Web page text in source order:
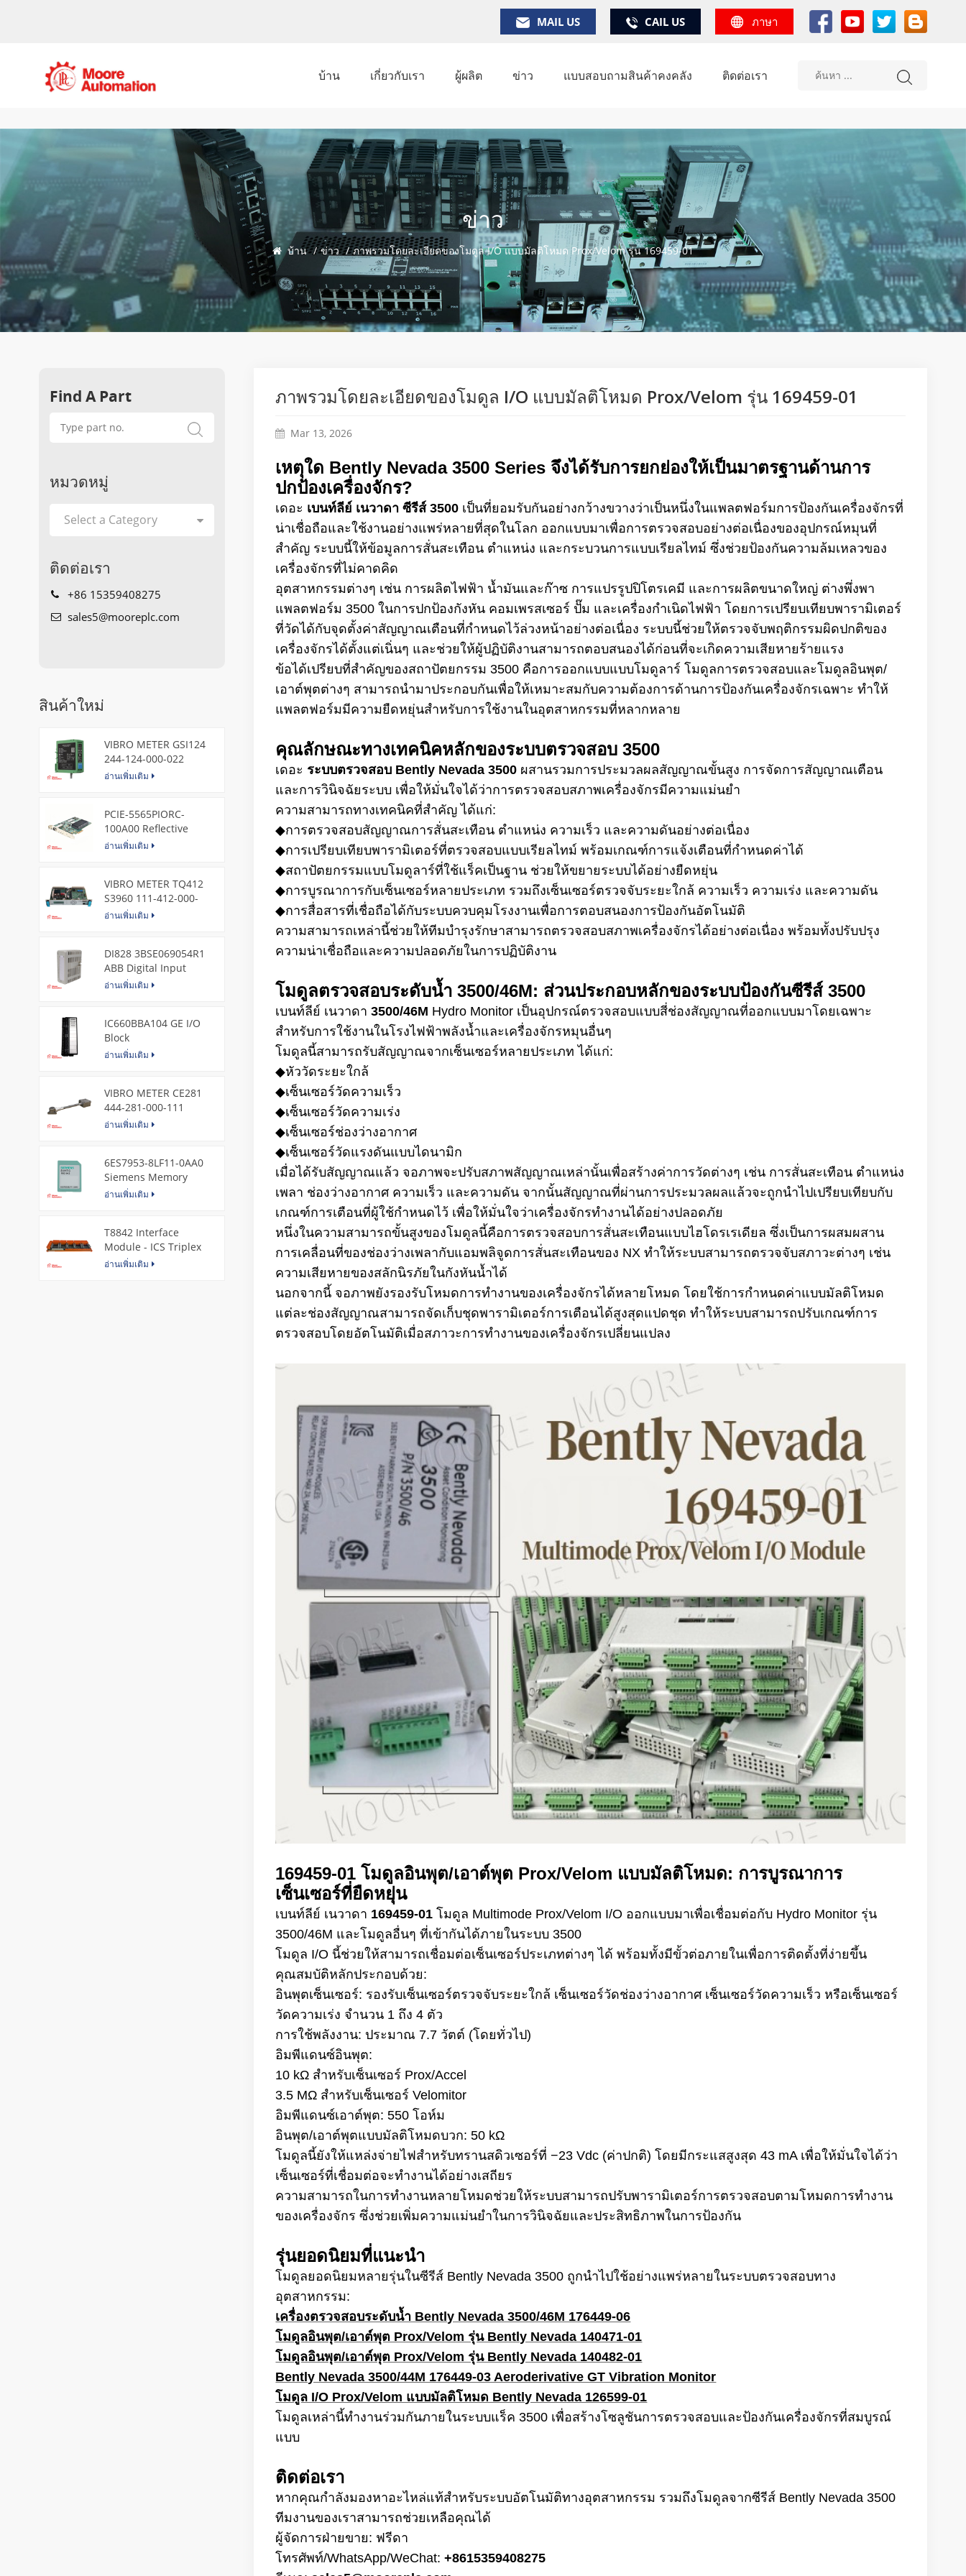
MAIL US CAIL US ภาษา
บ้าน เกี่ยวกับเรา ผู้ผลิต ข่าว แบบสอบถามสินค้าคงคลัง ติดต่อเรา
ข่าว
บ้าน / ข่าว / ภาพรวมโดยละเอียดของโมดูล I/O แบบมัลติโหมด Prox/Velom รุ่น 169459-01
ภาพรวมโดยละเอียดของโมดูล I/O แบบมัลติโหมด Prox/Velom รุ่น 169459-01
Mar 13, 2026
เหตุใด Bently Nevada 3500 Series จึงได้รับการยกย่องให้เป็นมาตรฐานด้านการ
ปกป้องเครื่องจักร?
เดอะ เบนท์ลีย์ เนวาดา ซีรีส์ 3500 เป็นที่ยอมรับกันอย่างกว้างขวางว่าเป็นหนึ่งในแพลตฟอร์มการป้องกันเครื่องจักรที่
น่าเชื่อถือและใช้งานอย่างแพร่หลายที่สุดในโลก ออกแบบมาเพื่อการตรวจสอบอย่างต่อเนื่องของอุปกรณ์หมุนที่
สำคัญ ระบบนี้ให้ข้อมูลการสั่นสะเทือน ตำแหน่ง และกระบวนการแบบเรียลไทม์ ซึ่งช่วยป้องกันความล้มเหลวของ
เครื่องจักรที่ไม่คาดคิด
อุตสาหกรรมต่างๆ เช่น การผลิตไฟฟ้า น้ำมันและก๊าซ การแปรรูปปิโตรเคมี และการผลิตขนาดใหญ่ ต่างพึ่งพา
แพลตฟอร์ม 3500 ในการปกป้องกังหัน คอมเพรสเซอร์ ปั๊ม และเครื่องกำเนิดไฟฟ้า โดยการเปรียบเทียบพารามิเตอร์
ที่วัดได้กับจุดตั้งค่าสัญญาณเตือนที่กำหนดไว้ล่วงหน้าอย่างต่อเนื่อง ระบบนี้ช่วยให้ตรวจจับพฤติกรรมผิดปกติของ
เครื่องจักรได้ตั้งแต่เนิ่นๆ และช่วยให้ผู้ปฏิบัติงานสามารถตอบสนองได้ก่อนที่จะเกิดความเสียหายร้ายแรง
ข้อได้เปรียบที่สำคัญของสถาปัตยกรรม 3500 คือการออกแบบแบบโมดูลาร์ โมดูลการตรวจสอบและโมดูลอินพุต/
เอาต์พุตต่างๆ สามารถนำมาประกอบกันเพื่อให้เหมาะสมกับความต้องการด้านการป้องกันเครื่องจักรเฉพาะ ทำให้
แพลตฟอร์มมีความยืดหยุ่นสำหรับการใช้งานในอุตสาหกรรมที่หลากหลาย
คุณลักษณะทางเทคนิคหลักของระบบตรวจสอบ 3500
เดอะ ระบบตรวจสอบ Bently Nevada 3500 ผสานรวมการประมวลผลสัญญาณขั้นสูง การจัดการสัญญาณเตือน
และการวินิจฉัยระบบ เพื่อให้มั่นใจได้ว่าการตรวจสอบสภาพเครื่องจักรมีความแม่นยำ
ความสามารถทางเทคนิคที่สำคัญ ได้แก่:
◆การตรวจสอบสัญญาณการสั่นสะเทือน ตำแหน่ง ความเร็ว และความดันอย่างต่อเนื่อง
◆การเปรียบเทียบพารามิเตอร์ที่ตรวจสอบแบบเรียลไทม์ พร้อมเกณฑ์การแจ้งเตือนที่กำหนดค่าได้
◆สถาปัตยกรรมแบบโมดูลาร์ที่ใช้แร็คเป็นฐาน ช่วยให้ขยายระบบได้อย่างยืดหยุ่น
◆การบูรณาการกับเซ็นเซอร์หลายประเภท รวมถึงเซ็นเซอร์ตรวจจับระยะใกล้ ความเร็ว ความเร่ง และความดัน
◆การสื่อสารที่เชื่อถือได้กับระบบควบคุมโรงงานเพื่อการตอบสนองการป้องกันอัตโนมัติ
ความสามารถเหล่านี้ช่วยให้ทีมบำรุงรักษาสามารถตรวจสอบสภาพเครื่องจักรได้อย่างต่อเนื่อง พร้อมทั้งปรับปรุง
ความน่าเชื่อถือและความปลอดภัยในการปฏิบัติงาน
โมดูลตรวจสอบระดับน้ำ 3500/46M: ส่วนประกอบหลักของระบบป้องกันซีรีส์ 3500
เบนท์ลีย์ เนวาดา3500/46M Hydro Monitor เป็นอุปกรณ์ตรวจสอบแบบสี่ช่องสัญญาณที่ออกแบบมาโดยเฉพาะ
สำหรับการใช้งานในโรงไฟฟ้าพลังน้ำและเครื่องจักรหมุนอื่นๆ
โมดูลนี้สามารถรับสัญญาณจากเซ็นเซอร์หลายประเภท ได้แก่:
◆หัววัดระยะใกล้
◆เซ็นเซอร์วัดความเร็ว
◆เซ็นเซอร์วัดความเร่ง
◆เซ็นเซอร์ช่องว่างอากาศ
◆เซ็นเซอร์วัดแรงดันแบบไดนามิก
เมื่อได้รับสัญญาณแล้ว จอภาพจะปรับสภาพสัญญาณเหล่านั้นเพื่อสร้างค่าการวัดต่างๆ เช่น การสั่นสะเทือน ตำแหน่ง
เพลา ช่องว่างอากาศ ความเร็ว และความดัน จากนั้นสัญญาณที่ผ่านการประมวลผลแล้วจะถูกนำไปเปรียบเทียบกับ
เกณฑ์การเตือนที่ผู้ใช้กำหนดไว้ เพื่อให้มั่นใจว่าเครื่องจักรทำงานได้อย่างปลอดภัย
หนึ่งในความสามารถขั้นสูงของโมดูลนี้คือการตรวจสอบการสั่นสะเทือนแบบไฮโดรเรเดียล ซึ่งเป็นการผสมผสาน
การเคลื่อนที่ของช่องว่างเพลากับแอมพลิจูดการสั่นสะเทือนของ NX ทำให้ระบบสามารถตรวจจับสภาวะต่างๆ เช่น
ความเสียหายของสลักนิรภัยในกังหันน้ำได้
นอกจากนี้ จอภาพยังรองรับโหมดการทำงานของเครื่องจักรได้หลายโหมด โดยใช้การกำหนดค่าแบบมัลติโหมด
แต่ละช่องสัญญาณสามารถจัดเก็บชุดพารามิเตอร์การเตือนได้สูงสุดแปดชุด ทำให้ระบบสามารถปรับเกณฑ์การ
ตรวจสอบโดยอัตโนมัติเมื่อสภาวะการทำงานของเครื่องจักรเปลี่ยนแปลง
169459-01 โมดูลอินพุต/เอาต์พุต Prox/Velom แบบมัลติโหมด: การบูรณาการ
เซ็นเซอร์ที่ยืดหยุ่น
เบนท์ลีย์ เนวาดา 169459-01 โมดูล Multimode Prox/Velom I/O ออกแบบมาเพื่อเชื่อมต่อกับ Hydro Monitor รุ่น
3500/46M และโมดูลอื่นๆ ที่เข้ากันได้ภายในระบบ 3500
โมดูล I/O นี้ช่วยให้สามารถเชื่อมต่อเซ็นเซอร์ประเภทต่างๆ ได้ พร้อมทั้งมีขั้วต่อภายในเพื่อการติดตั้งที่ง่ายขึ้น
คุณสมบัติหลักประกอบด้วย:
อินพุตเซ็นเซอร์: รองรับเซ็นเซอร์ตรวจจับระยะใกล้ เซ็นเซอร์วัดช่องว่างอากาศ เซ็นเซอร์วัดความเร็ว หรือเซ็นเซอร์
วัดความเร่ง จำนวน 1 ถึง 4 ตัว
การใช้พลังงาน: ประมาณ 7.7 วัตต์ (โดยทั่วไป)
อิมพีแดนซ์อินพุต:
10 kΩ สำหรับเซ็นเซอร์ Prox/Accel
3.5 MΩ สำหรับเซ็นเซอร์ Velomitor
อิมพีแดนซ์เอาต์พุต: 550 โอห์ม
อินพุต/เอาต์พุตแบบมัลติโหมดบวก: 50 kΩ
โมดูลนี้ยังให้แหล่งจ่ายไฟสำหรับทรานสดิวเซอร์ที่ −23 Vdc (ค่าปกติ) โดยมีกระแสสูงสุด 43 mA เพื่อให้มั่นใจได้ว่า
เซ็นเซอร์ที่เชื่อมต่อจะทำงานได้อย่างเสถียร
ความสามารถในการทำงานหลายโหมดช่วยให้ระบบสามารถปรับพารามิเตอร์การตรวจสอบตามโหมดการทำงาน
ของเครื่องจักร ซึ่งช่วยเพิ่มความแม่นยำในการวินิจฉัยและประสิทธิภาพในการป้องกัน
รุ่นยอดนิยมที่แนะนำ
โมดูลยอดนิยมหลายรุ่นในซีรีส์ Bently Nevada 3500 ถูกนำไปใช้อย่างแพร่หลายในระบบตรวจสอบทาง
อุตสาหกรรม:
เครื่องตรวจสอบระดับน้ำ Bently Nevada 3500/46M 176449-06
โมดูลอินพุต/เอาต์พุต Prox/Velom รุ่น Bently Nevada 140471-01
โมดูลอินพุต/เอาต์พุต Prox/Velom รุ่น Bently Nevada 140482-01
Bently Nevada 3500/44M 176449-03 Aeroderivative GT Vibration Monitor
โมดูล I/O Prox/Velom แบบมัลติโหมด Bently Nevada 126599-01
โมดูลเหล่านี้ทำงานร่วมกันภายในระบบแร็ค 3500 เพื่อสร้างโซลูชันการตรวจสอบและป้องกันเครื่องจักรที่สมบูรณ์
แบบ
ติดต่อเรา
หากคุณกำลังมองหาอะไหล่แท้สำหรับระบบอัตโนมัติทางอุตสาหกรรม รวมถึงโมดูลจากซีรีส์ Bently Nevada 3500
ทีมงานของเราสามารถช่วยเหลือคุณได้
ผู้จัดการฝ่ายขาย: ฟรีดา
โทรศัพท์/WhatsApp/WeChat:+8615359408275
Find A Part
หมวดหมู่
ติดต่อเรา
+86 15359408275
sales5@mooreplc.com
สินค้าใหม่
VIBRO METER GSI124
244-124-000-022
Piezoelectric Pressure
อ่านเพิ่มเติม
PCIE-5565PIORC-
100A00 Reflective
Memory PCI Express
อ่านเพิ่มเติม
VIBRO METER TQ412
S3960 111-412-000-
013 Reverse Mount
อ่านเพิ่มเติม
DI828 3BSE069054R1
ABB Digital Input
Module
อ่านเพิ่มเติม
IC660BBA104 GE I/O
Block
อ่านเพิ่มเติม
VIBRO METER CE281
444-281-000-111
Piezoelectric Pressure
อ่านเพิ่มเติม
6ES7953-8LF11-0AA0
Siemens Memory
Card
อ่านเพิ่มเติม
T8842 Interface
Module - ICS Triplex
อ่านเพิ่มเติม